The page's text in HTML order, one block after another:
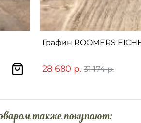
Графин ROOMERS
28 680 р. 31 174 р.
также покупают: